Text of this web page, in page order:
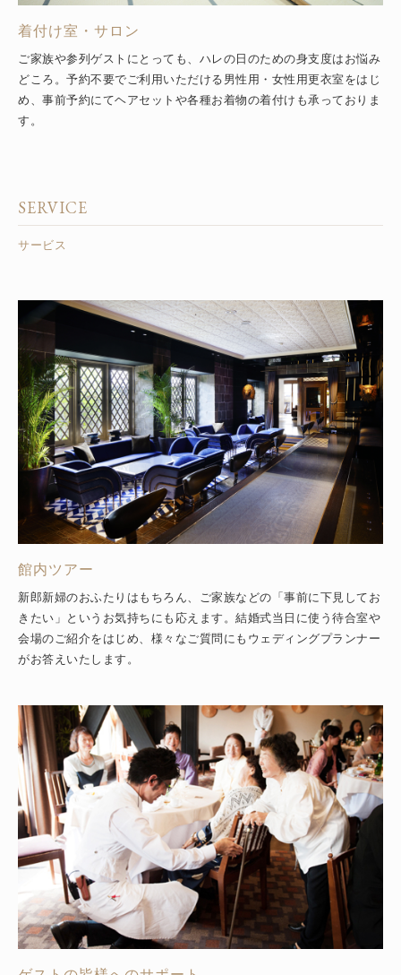
着付け室・サロン
ご家族や参列ゲストにとっても、ハレの日のための身支度はお悩み
どころ。予約不要でご利用いただける男性用・女性用更衣室をはじ
め、事前予約にてヘアセットや各種お着物の着付けも承っておりま
す。
SERVICE
サービス
館内ツアー
新郎新婦のおふたりはもちろん、ご家族などの「事前に下見してお
きたい」というお気持ちにも応えます。結婚式当日に使う待合室や
会場のご紹介をはじめ、様々なご質問にもウェディングプランナー
がお答えいたします。